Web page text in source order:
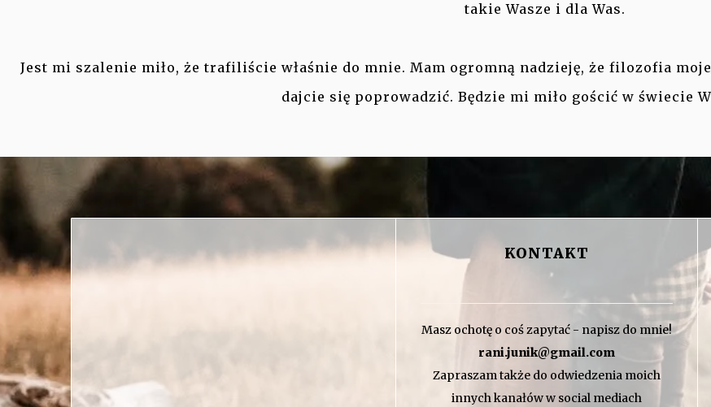
takie Wasze i dla Was.
Jest mi szalenie miło, że trafiliście właśnie do mnie. Mam ogromną nadzieję, że filozofia
dajcie się poprowadzić. Będzie mi miło gościć w świecie
KONTAKT
Masz ochotę o coś zapytać - napisz do mnie!
rani.junik@gmail.com
Zapraszam także do odwiedzenia moich
innych kanałów w social mediach